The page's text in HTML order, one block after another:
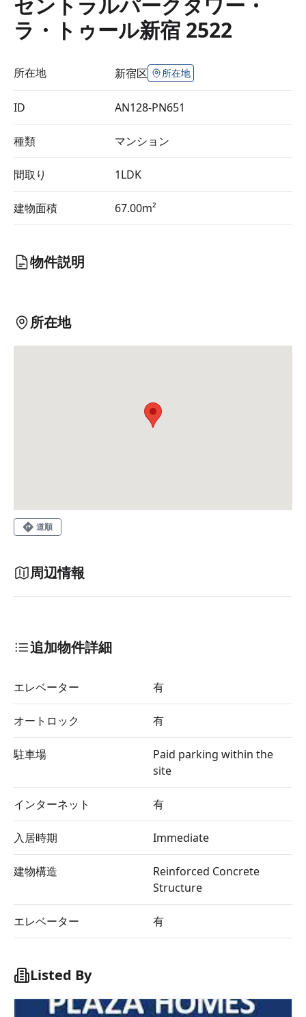
ラ・トゥール新宿 2522
所在地 新宿区 所在地
ID AN128-PN651
種類 マンション
間取り 1LDK
建物面積 67.00m²
物件説明
所在地
道順
周辺情報
追加物件詳細
エレベーター 有
オートロック 有
駐車場
Paid parking within the
site
インターネット 有
入居時期 Immediate
建物構造
Reinforced Concrete
Structure
エレベーター 有
Listed By